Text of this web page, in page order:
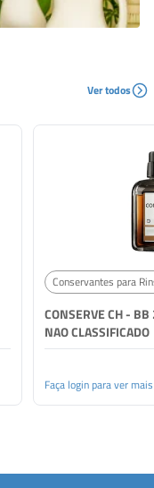
Ver todos
Conservantes para
CONSERVE CH -
NAO CLASSIFICADO
Faça login para ver